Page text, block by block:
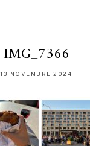
IMG_7366
13 NOVEMBRE 2024